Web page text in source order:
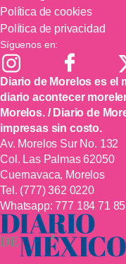
Política de cookies
Política de privacidad
Síguenos en:
Diario de Morelos es el
diario acontecer
Morelos. / Diario de
impresas sin costo.
Av. Morelos Sur No. 132
Col. Las Palmas 62050
Cuernavaca, Morelos
Tel. (777) 362 0220
Whatsapp:777 184 71 85